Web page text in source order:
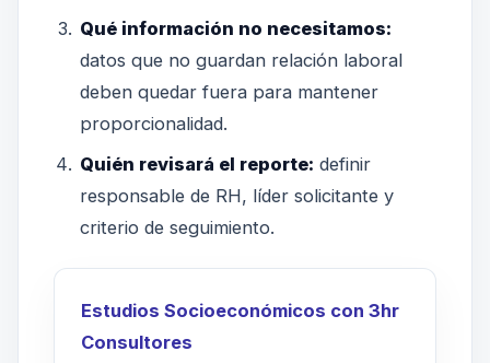
Qué información no necesitamos:
datos que no guardan relación laboral
deben quedar fuera para mantener
proporcionalidad.
Quién revisará el reporte: definir
responsable de RH, líder solicitante y
criterio de seguimiento.
Estudios Socioeconómicos con 3hr
Consultores